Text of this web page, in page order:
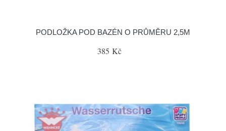
PODLOŽKA POD BAZÉN O PRŮMĚRU 2,5M
385 Kč